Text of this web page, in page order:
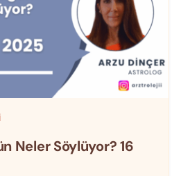
Neler Söylüyor? 16